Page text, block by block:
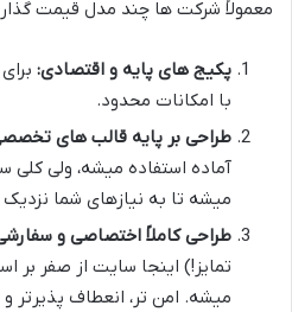
معمولاً شرکت ها چند مدل قیمت
پکیج های پایه و اقتصادی:
با امکانات محدود.
طراحی بر پایه قالب های
آماده استفاده میشه، ولی
میشه تا به نیازهای شما
طراحی کاملاً اختصاصی و
تمایز!) اینجا سایت از صفر بر
میشه. امن تر، انعطاف پذیرتر